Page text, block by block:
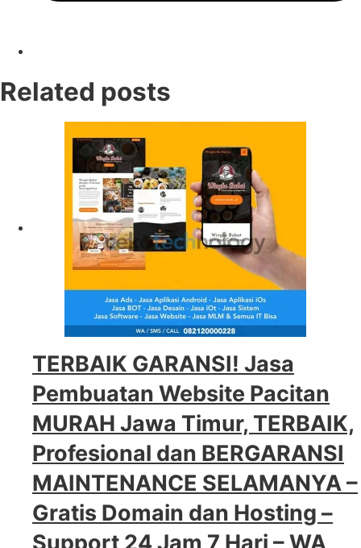
Related posts
TERBAIK GARANSI! Jasa
Pembuatan Website Pacitan
MURAH Jawa Timur, TERBAIK,
Profesional dan BERGARANSI
MAINTENANCE SELAMANYA –
Gratis Domain dan Hosting –